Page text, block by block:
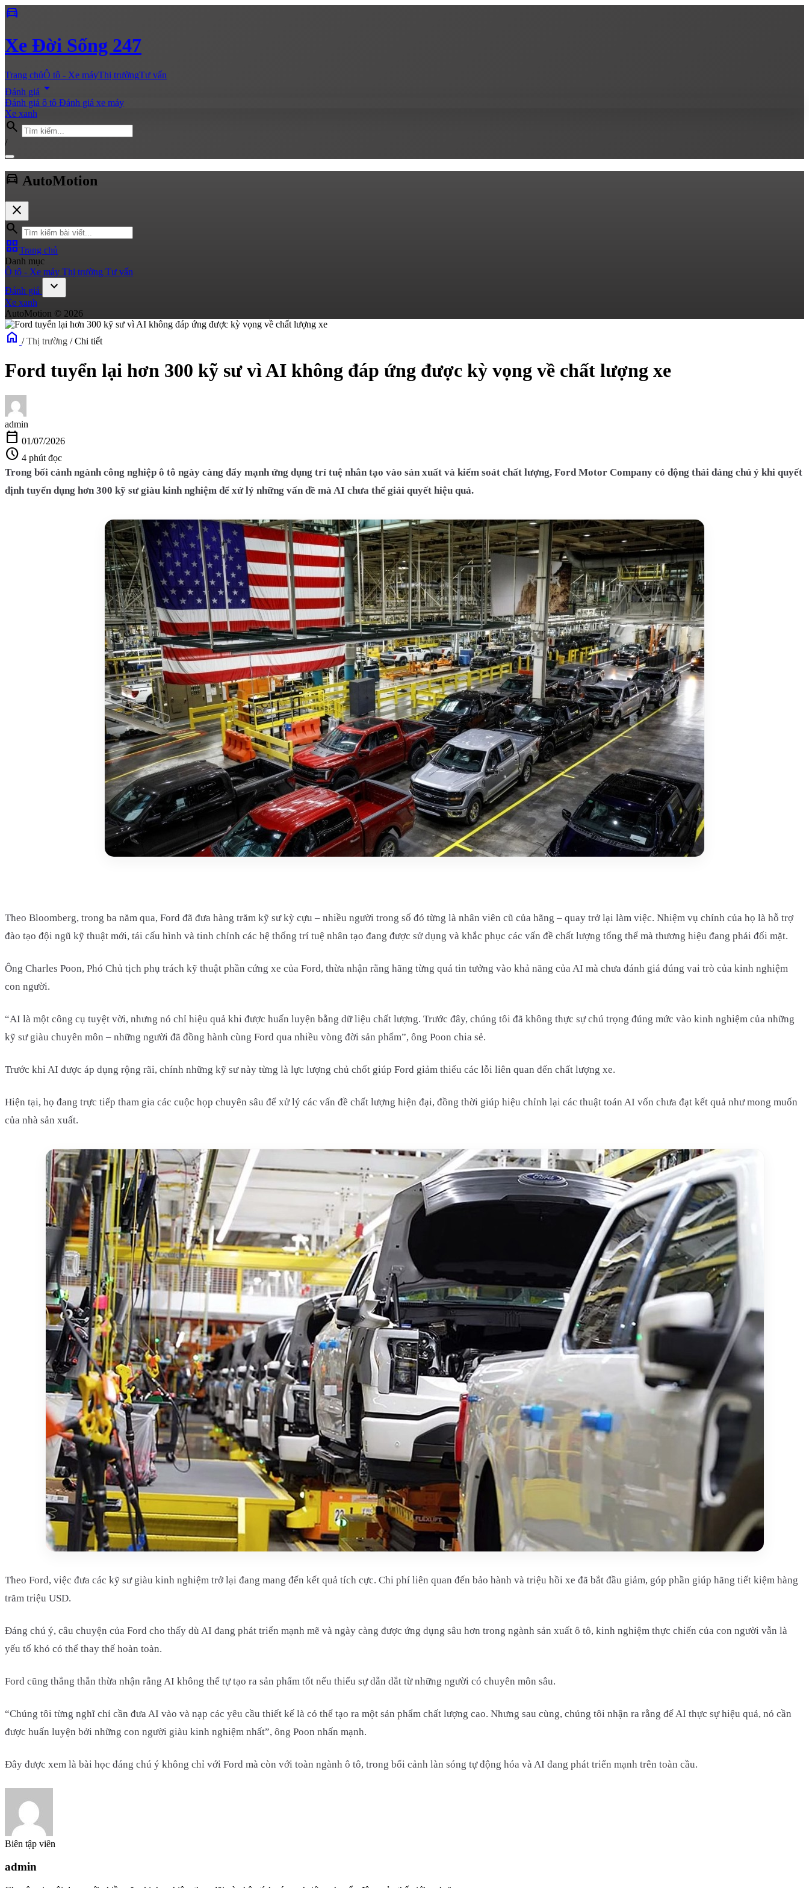
directions_car
Xe Đời Sống 247
Trang chủÔ tô - Xe máyThị trườngTư vấn
Đánh giá arrow_drop_down
Đánh giá ô tô Đánh giá xe máy
Xe xanh
search
/
directions_car AutoMotion
close
search
grid_viewTrang chủ
Danh mục
Ô tô - Xe máy Thị trường Tư vấn
Đánh giá
expand_more
Xe xanh
AutoMotion © 2026
home / Thị trường / Chi tiết
Ford tuyển lại hơn 300 kỹ sư vì AI không đáp ứng được kỳ vọng về chất lượng xe
admin
calendar_today 01/07/2026
schedule 4 phút đọc
Trong bối cảnh ngành công nghiệp ô tô ngày càng đẩy mạnh ứng dụng trí tuệ nhân tạo vào sản xuất và kiểm soát chất lượng, Ford Motor Company có động thái đáng chú ý khi quyết
định tuyển dụng hơn 300 kỹ sư giàu kinh nghiệm để xử lý những vấn đề mà AI chưa thể giải quyết hiệu quả.
Theo Bloomberg, trong ba năm qua, Ford đã đưa hàng trăm kỹ sư kỳ cựu – nhiều người trong số đó từng là nhân viên cũ của hãng – quay trở lại làm việc. Nhiệm vụ chính của họ là hỗ trợ
đào tạo đội ngũ kỹ thuật mới, tái cấu hình và tinh chỉnh các hệ thống trí tuệ nhân tạo đang được sử dụng và khắc phục các vấn đề chất lượng tổng thể mà thương hiệu đang phải đối mặt.
Ông Charles Poon, Phó Chủ tịch phụ trách kỹ thuật phần cứng xe của Ford, thừa nhận rằng hãng từng quá tin tưởng vào khả năng của AI mà chưa đánh giá đúng vai trò của kinh nghiệm
con người.
“AI là một công cụ tuyệt vời, nhưng nó chỉ hiệu quả khi được huấn luyện bằng dữ liệu chất lượng. Trước đây, chúng tôi đã không thực sự chú trọng đúng mức vào kinh nghiệm của những
kỹ sư giàu chuyên môn – những người đã đồng hành cùng Ford qua nhiều vòng đời sản phẩm”, ông Poon chia sẻ.
Trước khi AI được áp dụng rộng rãi, chính những kỹ sư này từng là lực lượng chủ chốt giúp Ford giảm thiểu các lỗi liên quan đến chất lượng xe.
Hiện tại, họ đang trực tiếp tham gia các cuộc họp chuyên sâu để xử lý các vấn đề chất lượng hiện đại, đồng thời giúp hiệu chỉnh lại các thuật toán AI vốn chưa đạt kết quả như mong muốn
của nhà sản xuất.
Theo Ford, việc đưa các kỹ sư giàu kinh nghiệm trở lại đang mang đến kết quả tích cực. Chi phí liên quan đến bảo hành và triệu hồi xe đã bắt đầu giảm, góp phần giúp hãng tiết kiệm hàng
trăm triệu USD.
Đáng chú ý, câu chuyện của Ford cho thấy dù AI đang phát triển mạnh mẽ và ngày càng được ứng dụng sâu hơn trong ngành sản xuất ô tô, kinh nghiệm thực chiến của con người vẫn là
yếu tố khó có thể thay thế hoàn toàn.
Ford cũng thẳng thắn thừa nhận rằng AI không thể tự tạo ra sản phẩm tốt nếu thiếu sự dẫn dắt từ những người có chuyên môn sâu.
“Chúng tôi từng nghĩ chỉ cần đưa AI vào và nạp các yêu cầu thiết kế là có thể tạo ra một sản phẩm chất lượng cao. Nhưng sau cùng, chúng tôi nhận ra rằng để AI thực sự hiệu quả, nó cần
được huấn luyện bởi những con người giàu kinh nghiệm nhất”, ông Poon nhấn mạnh.
Đây được xem là bài học đáng chú ý không chỉ với Ford mà còn với toàn ngành ô tô, trong bối cảnh làn sóng tự động hóa và AI đang phát triển mạnh trên toàn cầu.
Biên tập viên
admin